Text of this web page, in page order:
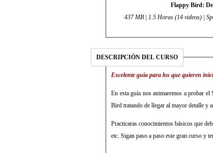
Flappy Bird:
437 MB | 1.5 Horas (14 videos) |
DESCRIPCIÓN DEL CURSO
Excelente guía para los que quieren
En esta guía nos animaremos a probar
Bird tratando de llegar al mayor detalle y
Practicaras conocimientos básicos que
etc. Sigan paso a paso este gran curso y